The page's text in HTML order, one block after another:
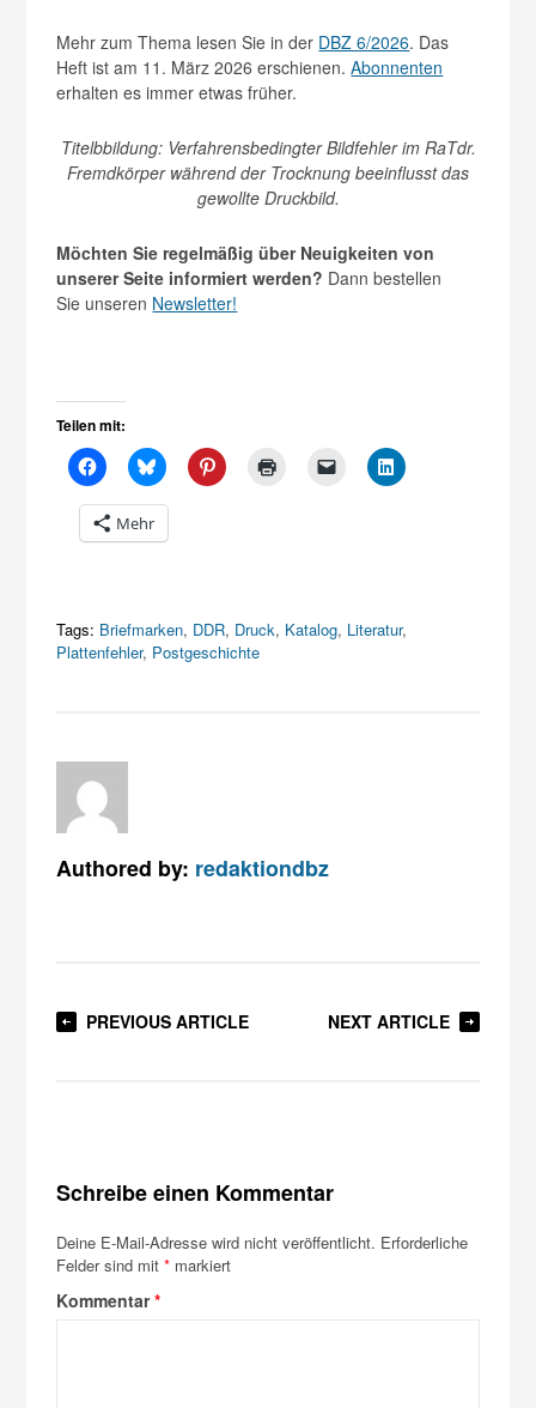
Mehr zum Thema lesen Sie in der DBZ 6/2026. Das
Heft ist am 11. März 2026 erschienen.Abonnenten
erhalten es immer etwas früher.
Titelbbildung: Verfahrensbedingter Bildfehler im RaTdr.
Fremdkörper während der Trocknung beeinflusst das
gewollte Druckbild.
Möchten Sie regelmäßig über Neuigkeiten von
unserer Seite informiert werden? Dann bestellen
Sie unseren Newsletter!
Teilen mit:
Mehr
Tags: Briefmarken, DDR, Druck, Katalog, Literatur,
Plattenfehler, Postgeschichte
Authored by: redaktiondbz
PREVIOUS ARTICLE NEXT ARTICLE
Schreibe einen Kommentar
Deine E-Mail-Adresse wird nicht veröffentlicht. Erforderliche
Felder sind mit* markiert
Kommentar*